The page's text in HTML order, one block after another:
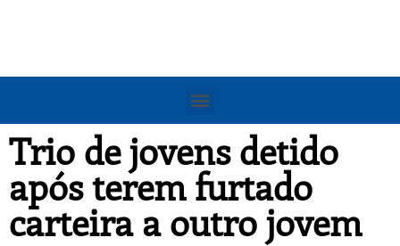
Trio de jovens detido
após terem furtado
carteira a outro jovem